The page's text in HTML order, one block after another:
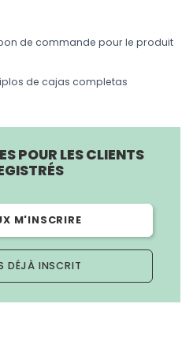
de commande pour le produit
de cajas completas
POUR LES CLIENTS
M'INSCRIRE
DÉJÀ INSCRIT